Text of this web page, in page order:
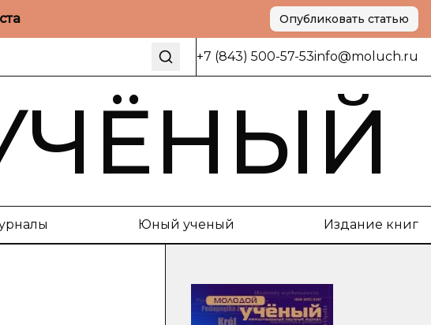
Опубликовать статью
+7 (843) 500-57-53info@moluch.ru
Юный ученый Издание книг